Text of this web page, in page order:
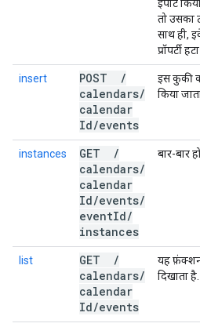
इंपोर्ट
तो उसका
साथ ही,
प्रॉपर्टी
insert POST
/
calendars/
calendar
Id/events
इस कुकी
किया
instances GET
/
calendars/
calendar
Id/events/
eventId/
instances
बार-बार
list GET
/
calendars/
calendar
Id/events
यह
दिखाता है.